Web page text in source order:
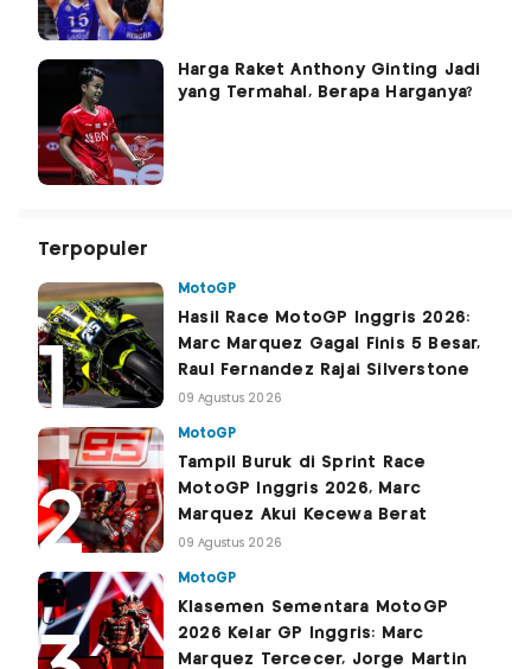
Harga Raket Anthony Ginting Jadi
yang Termahal, Berapa Harganya?
Terpopuler
MotoGP
Hasil Race MotoGP Inggris 2026:
Marc Marquez Gagal Finis 5 Besar,
Raul Fernandez Rajai Silverstone
09 Agustus 2026
MotoGP
Tampil Buruk di Sprint Race
MotoGP Inggris 2026, Marc
Marquez Akui Kecewa Berat
09 Agustus 2026
MotoGP
Klasemen Sementara MotoGP
2026 Kelar GP Inggris: Marc
Marquez Tercecer, Jorge Martin